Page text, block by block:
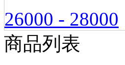
26000 - 28000
商品列表